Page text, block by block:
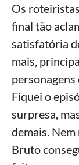
Os
final tão
satisfatória
mais,
personagens
Fiquei o
surpresa,
demais.
Bruto